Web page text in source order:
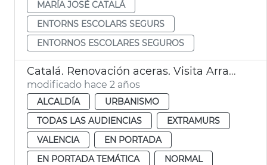
MARÍA JOSÉ CATALÁ
ENTORNS ESCOLARS SEGURS
ENTORNOS ESCOLARES SEGUROS
Catalá. Renovación aceras. Visita Arrancapins
modificado hace 2 años
ALCALDÍA
URBANISMO
TODAS LAS AUDIENCIAS
EXTRAMURS
VALENCIA
EN PORTADA
EN PORTADA TEMÁTICA
NORMAL